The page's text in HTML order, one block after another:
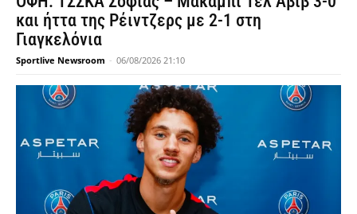
και ήττα της Ρέιντζερς με 2-1 στη
Γιαγκελόνια
Sportlive Newsroom - 06/08/2026 21:10